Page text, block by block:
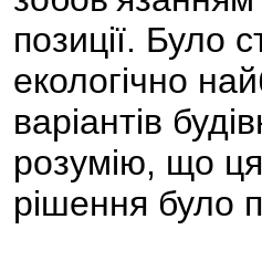
позиції. Було
екологічно
варіантів
розумію, що
рішення було